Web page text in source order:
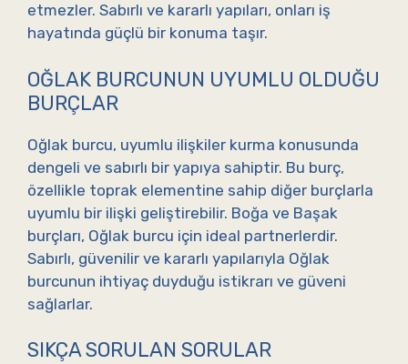
etmezler. Sabırlı ve kararlı yapıları, onları iş
hayatında güçlü bir konuma taşır.
OĞLAK BURCUNUN UYUMLU OLDUĞU
BURÇLAR
Oğlak burcu, uyumlu ilişkiler kurma konusunda
dengeli ve sabırlı bir yapıya sahiptir. Bu burç,
özellikle toprak elementine sahip diğer burçlarla
uyumlu bir ilişki geliştirebilir. Boğa ve Başak
burçları, Oğlak burcu için ideal partnerlerdir.
Sabırlı, güvenilir ve kararlı yapılarıyla Oğlak
burcunun ihtiyaç duyduğu istikrarı ve güveni
sağlarlar.
SIKÇA SORULAN SORULAR